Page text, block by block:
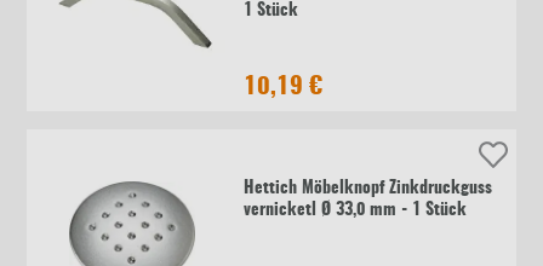
1 Stück
10,19 €
Hettich Möbelknopf Zinkdruckguss
vernicketl Ø 33,0 mm - 1 Stück